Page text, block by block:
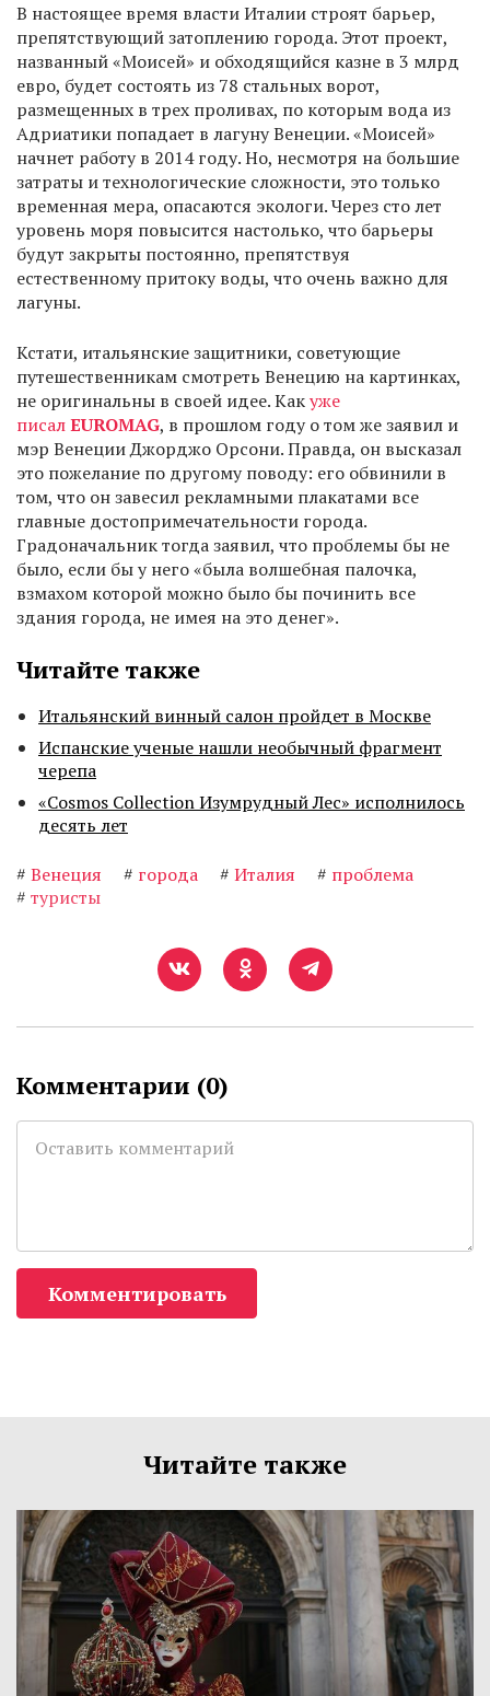
В настоящее время власти Италии строят барьер,
препятствующий затоплению города. Этот проект,
названный «Моисей» и обходящийся казне в 3 млрд
евро, будет состоять из 78 стальных ворот,
размещенных в трех проливах, по которым вода из
Адриатики попадает в лагуну Венеции. «Моисей»
начнет работу в 2014 году. Но, несмотря на большие
затраты и технологические сложности, это только
временная мера, опасаются экологи. Через сто лет
уровень моря повысится настолько, что барьеры
будут закрыты постоянно, препятствуя
естественному притоку воды, что очень важно для
лагуны.
Кстати, итальянские защитники, советующие
путешественникам смотреть Венецию на картинках,
не оригинальны в своей идее. Какуже
писалEUROMAG, в прошлом году о том же заявил и
мэр Венеции Джорджо Орсони. Правда, он высказал
это пожелание по другому поводу: его обвинили в
том, что он завесил рекламными плакатами все
главные достопримечательности города.
Градоначальник тогда заявил, что проблемы бы не
было, если бы у него «была волшебная палочка,
взмахом которой можно было бы починить все
здания города, не имея на это денег».
Читайте также
Итальянский винный салон пройдет в Москве
Испанские ученые нашли необычный фрагмент
черепа
«Cosmos Collection Изумрудный Лес» исполнилось
десять лет
# Венеция # города # Италия # проблема
# туристы
Комментарии (0)
Комментировать
Читайте также